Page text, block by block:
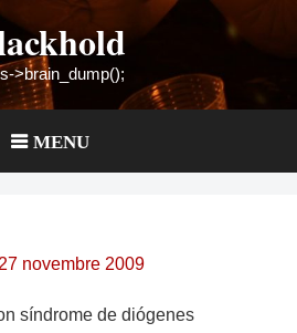
>brain_dump();
MENU
27 novembre 2009
síndrome de diógenes